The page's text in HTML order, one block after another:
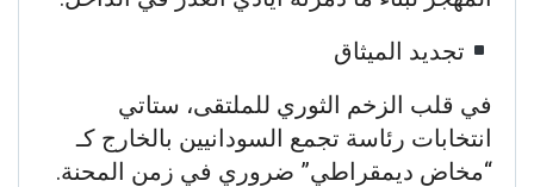
​تجديد الميثاق
​في قلب الزخم الثوري للملتقى، ستاتي
انتخابات رئاسة تجمع السودانيين بالخارج كـ
“مخاض ديمقراطي” ضروري في زمن المحنة.